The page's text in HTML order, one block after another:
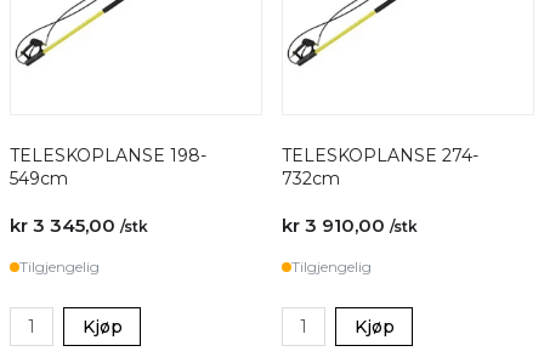
TELESKOPLANSE 198-
549cm
kr 3 345,00 /stk
Tilgjengelig
Kjøp
TELESKOPLANSE 274-
732cm
kr 3 910,00 /stk
Tilgjengelig
Kjøp